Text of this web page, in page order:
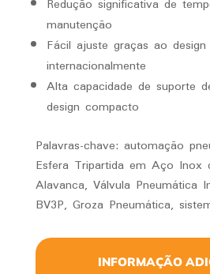
manutenção
Fácil ajuste graças ao
internacionalmente
Alta capacidade de suporte
design compacto
Palavras-chave: automação
Esfera Tripartida em Aço
Alavanca, Válvula Pneumática
BV3P, Groza Pneumática,
INFORMAÇÃO